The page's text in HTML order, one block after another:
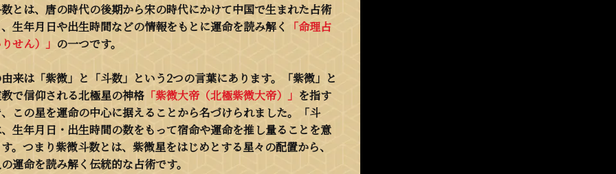
とは、唐の時代の後期から宋の時代にかけて中国で生まれた占術
生年月日や出生時間などの情報をもとに運命を読み解く
「命理占
せん）」 の一つです。
来は「紫微」と「斗数」という2つの言葉にあります。「紫微」と
で信仰される北極星の神格 「紫微大帝（北極紫微大帝）」 を指す
この星を運命の中心に据えることから名づけられました。「斗
生年月日・出生時間の数をもって宿命や運命を推し量ることを意
。つまり紫微斗数とは、紫微星をはじめとする星々の配置から、
運命を読み解く伝統的な占術です。